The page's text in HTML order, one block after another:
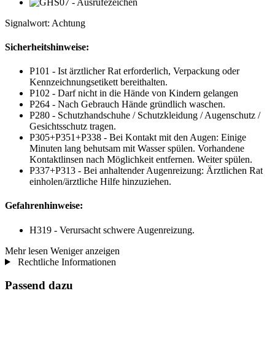
Signalwort: Achtung
Sicherheitshinweise:
P101 - Ist ärztlicher Rat erforderlich, Verpackung oder
Kennzeichnungsetikett bereithalten.
P102 - Darf nicht in die Hände von Kindern gelangen
P264 - Nach Gebrauch Hände gründlich waschen.
P280 - Schutzhandschuhe / Schutzkleidung / Augenschutz /
Gesichtsschutz tragen.
P305+P351+P338 - Bei Kontakt mit den Augen: Einige
Minuten lang behutsam mit Wasser spülen. Vorhandene
Kontaktlinsen nach Möglichkeit entfernen. Weiter spülen.
P337+P313 - Bei anhaltender Augenreizung: Ärztlichen Rat
einholen/ärztliche Hilfe hinzuziehen.
Gefahrenhinweise:
H319 - Verursacht schwere Augenreizung.
Mehr lesen Weniger anzeigen
Rechtliche Informationen
Passend dazu